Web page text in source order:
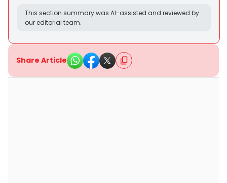
This section summary was AI-assisted and reviewed by
our editorial team.
Share Article